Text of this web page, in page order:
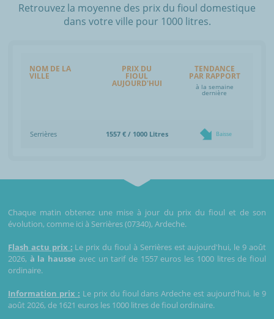
Retrouvez la moyenne des prix du fioul domestique
dans votre ville pour 1000 litres.
NOM DE LA
VILLE
PRIX DU
FIOUL
AUJOURD'HUI
TENDANCE
PAR RAPPORT
à la semaine
dernière
Serrières 1557 € / 1000 Litres Baisse
Chaque matin obtenez une mise à jour du prix du fioul et de son
évolution, comme ici à Serrières (07340), Ardeche.
Flash actu prix : Le prix du fioul à Serrières est aujourd'hui, le 9 août
2026, à la hausse avec un tarif de 1557 euros les 1000 litres de fioul
ordinaire.
Information prix : Le prix du fioul dans Ardeche est aujourd'hui, le 9
août 2026, de 1621 euros les 1000 litres de fioul ordinaire.